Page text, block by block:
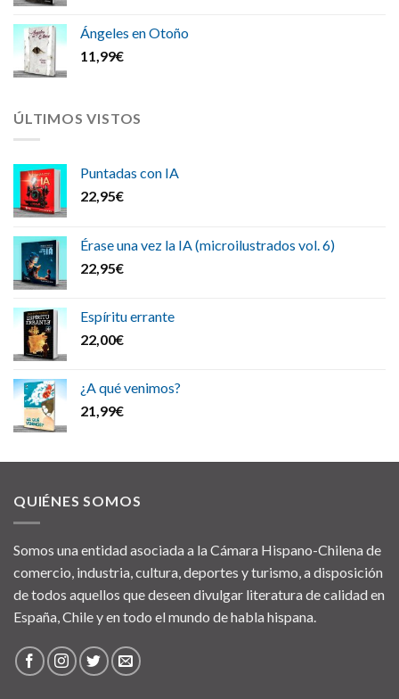
Ángeles en Otoño
11,99€
ÚLTIMOS VISTOS
Puntadas con IA
22,95€
Érase una vez la IA (microilustrados vol. 6)
22,95€
Espíritu errante
22,00€
¿A qué venimos?
21,99€
QUIÉNES SOMOS
Somos una entidad asociada a la Cámara Hispano-Chilena de
comercio, industria, cultura, deportes y turismo, a disposición
de todos aquellos que deseen divulgar literatura de calidad en
España, Chile y en todo el mundo de habla hispana.